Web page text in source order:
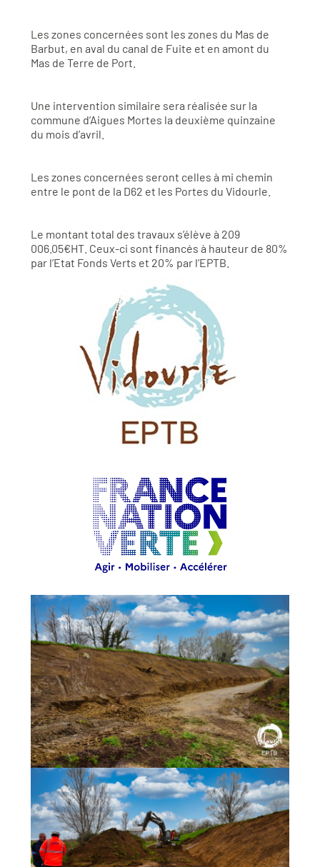
Les zones concernées sont les zones du Mas de
Barbut, en aval du canal de Fuite et en amont du
Mas de Terre de Port.
Une intervention similaire sera réalisée sur la
commune d’Aigues Mortes la deuxième quinzaine
du mois d’avril.
Les zones concernées seront celles à mi chemin
entre le pont de la D62 et les Portes du Vidourle.
Le montant total des travaux s’élève à 209
006.05€HT. Ceux-ci sont financés à hauteur de 80%
par l’Etat Fonds Verts et 20% par l’EPTB.